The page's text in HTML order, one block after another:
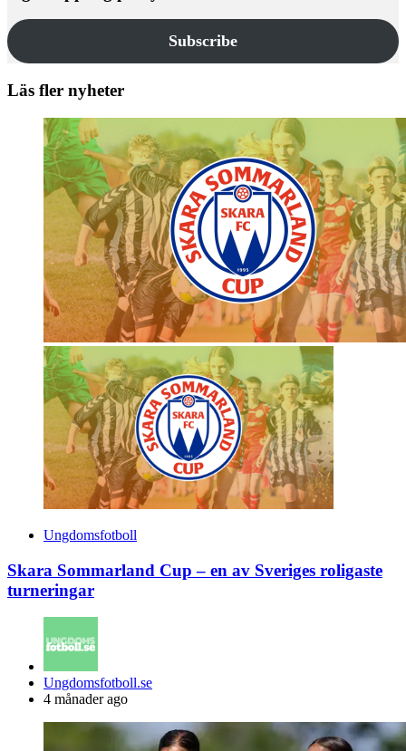
Subscribe
Läs fler nyheter
Ungdomsfotboll
Skara Sommarland Cup – en av Sveriges roligaste
turneringar
Posted
by
Ungdomsfotboll.se
4 månader ago